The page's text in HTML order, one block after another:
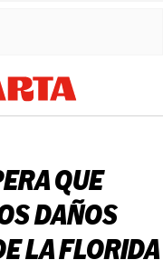
QUE
DAÑOS
LA FLORIDA